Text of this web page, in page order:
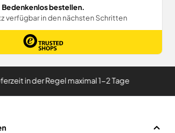
in der Regel maximal 1-2 Tage